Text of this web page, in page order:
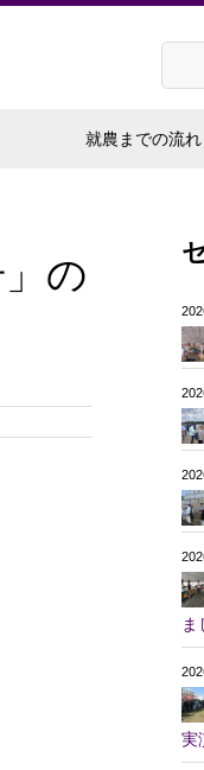
就農までの流れ
の
ま
実